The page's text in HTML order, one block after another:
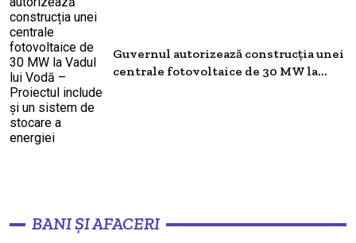
Guvernul autorizează construcția unei
centrale fotovoltaice de 30 MW la...
BANI ȘI AFACERI